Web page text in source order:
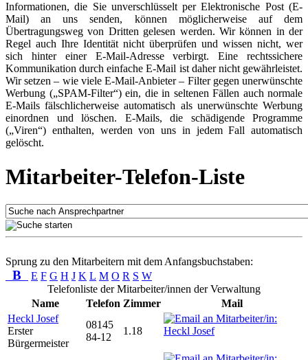
Informationen, die Sie unverschlüsselt per Elektronische Post (E-
Mail) an uns senden, können möglicherweise auf dem
Übertragungsweg von Dritten gelesen werden. Wir können in der
Regel auch Ihre Identität nicht überprüfen und wissen nicht, wer
sich hinter einer E-Mail-Adresse verbirgt. Eine rechtssichere
Kommunikation durch einfache E-Mail ist daher nicht gewährleistet.
Wir setzen – wie viele E-Mail-Anbieter – Filter gegen unerwünschte
Werbung („SPAM-Filter“) ein, die in seltenen Fällen auch normale
E-Mails fälschlicherweise automatisch als unerwünschte Werbung
einordnen und löschen. E-Mails, die schädigende Programme
(„Viren“) enthalten, werden von uns in jedem Fall automatisch
gelöscht.
Mitarbeiter-Telefon-Liste
Sprung zu den Mitarbeitern mit dem Anfangsbuchstaben:
B E F G H J K L M O R S W
Telefonliste der Mitarbeiter/innen der Verwaltung
Name
Telefon Zimmer
Mail
Heckl Josef
Erster
Bürgermeister
08145
84-12
1.18